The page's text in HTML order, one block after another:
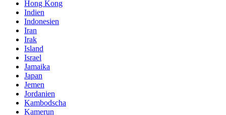
Hong Kong
Indien
Indonesien
Iran
Irak
Island
Israel
Jamaika
Japan
Jemen
Jordanien
Kambodscha
Kamerun